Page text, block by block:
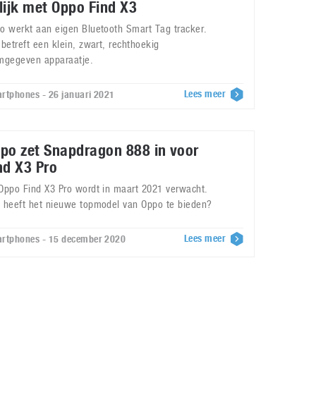
met Oppo Find X3
werkt aan eigen Bluetooth Smart Tag tracker.
betreft een klein, zwart, rechthoekig
apparaatje.
- 26 januari 2021 Lees meer
zet Snapdragon 888 in voor
X3 Pro
Find X3 Pro wordt in maart 2021 verwacht.
heeft het nieuwe topmodel van Oppo te bieden?
- 15 december 2020 Lees meer